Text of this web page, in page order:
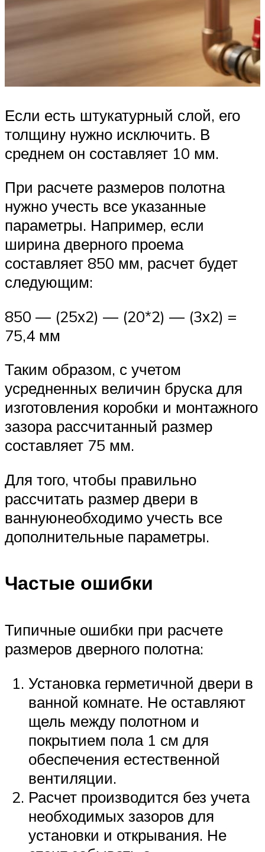
Если есть штукатурный слой, его
толщину нужно исключить. В
среднем он составляет 10 мм.
При расчете размеров полотна
нужно учесть все указанные
параметры. Например, если
ширина дверного проема
составляет 850 мм, расчет будет
следующим:
850 — (25х2) — (20*2) — (3х2) =
75,4 мм
Таким образом, с учетом
усредненных величин бруска для
изготовления коробки и монтажного
зазора рассчитанный размер
составляет 75 мм.
Для того, чтобы правильно
рассчитать размер двери в
ваннуюнеобходимо учесть все
дополнительные параметры.
Частые ошибки
Типичные ошибки при расчете
размеров дверного полотна:
Установка герметичной двери в
ванной комнате. Не оставляют
щель между полотном и
покрытием пола 1 см для
обеспечения естественной
вентиляции.
Расчет производится без учета
необходимых зазоров для
установки и открывания. Не